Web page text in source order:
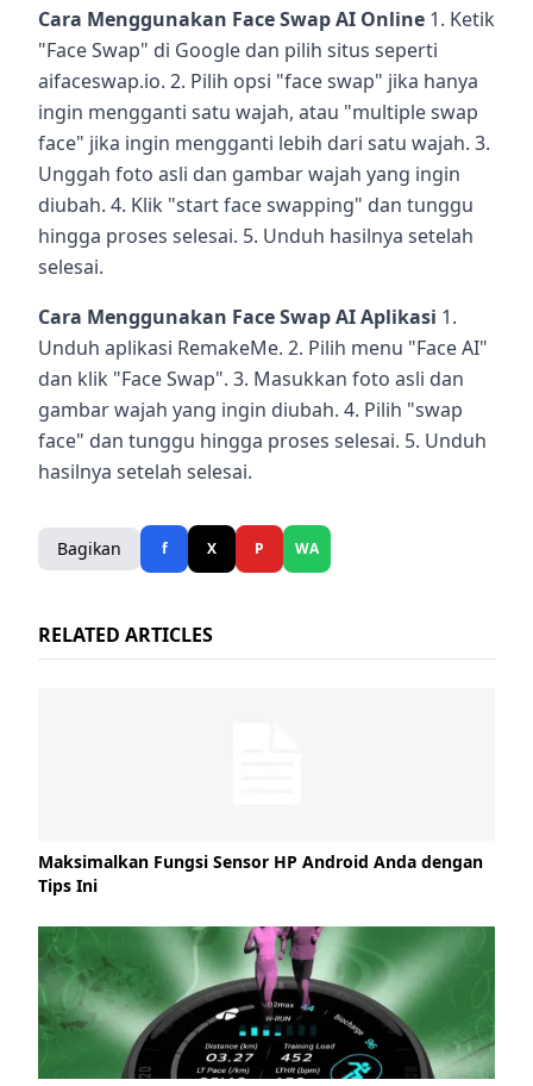
Cara Menggunakan Face Swap AI Online 1. Ketik
"Face Swap" di Google dan pilih situs seperti
aifaceswap.io. 2. Pilih opsi "face swap" jika hanya
ingin mengganti satu wajah, atau "multiple swap
face" jika ingin mengganti lebih dari satu wajah. 3.
Unggah foto asli dan gambar wajah yang ingin
diubah. 4. Klik "start face swapping" dan tunggu
hingga proses selesai. 5. Unduh hasilnya setelah
selesai.
Cara Menggunakan Face Swap AI Aplikasi 1.
Unduh aplikasi RemakeMe. 2. Pilih menu "Face AI"
dan klik "Face Swap". 3. Masukkan foto asli dan
gambar wajah yang ingin diubah. 4. Pilih "swap
face" dan tunggu hingga proses selesai. 5. Unduh
hasilnya setelah selesai.
Bagikan f X P WA
RELATED ARTICLES
Maksimalkan Fungsi Sensor HP Android Anda dengan
Tips Ini